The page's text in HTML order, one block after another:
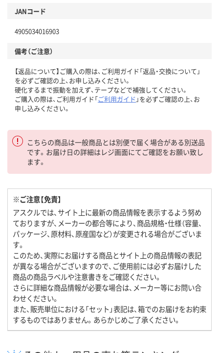
JANコード
4905034016903
備考（ご注意）
【返品について】ご購入の際は、ご利用ガイド「返品・交換について」
を必ずご確認の上、お申し込みください。
硬化するまで振動を加えず、テープなどで補強してください。
ご購入の際は、ご利用ガイド「ご利用ガイド 」を必ずご確認の上、お
申し込みください。
こちらの商品は一般商品とは別便で届く場合がある別送品
です。お届け日の詳細はレジ画面にてご確認をお願い致し
ます。
※ご注意【免責】
アスクルでは、サイト上に最新の商品情報を表示するよう努め
ておりますが、メーカーの都合等により、商品規格・仕様（容量、
パッケージ、原材料、原産国など）が変更される場合がございま
す。
このため、実際にお届けする商品とサイト上の商品情報の表記
が異なる場合がございますので、ご使用前には必ずお届けした
商品の商品ラベルや注意書きをご確認ください。
さらに詳細な商品情報が必要な場合は、メーカー等にお問い合
わせください。
また、販売単位における「セット」表記は、箱でのお届けをお約束
するものではありません。あらかじめご了承ください。